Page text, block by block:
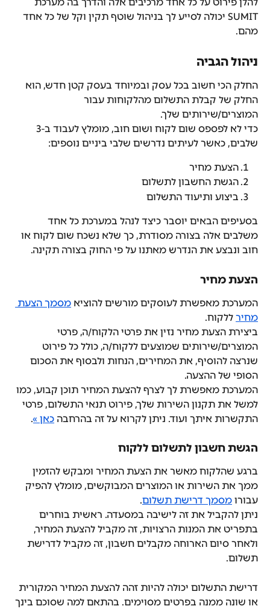
להלן פירוט על כל אחד מרכיבים אלה והדרך בה מערכת
SUMIT יכולה לסייע לך בניהול שוטף תקין וקל של כל אחד
מהם.
ניהול הגביה
החלק הכי חשוב בכל עסק ובמיוחד בעסק קטן חדש, הוא
החלק של קבלת התשלום מהלקוחות עבור
המוצרים/שירותים שלך.
שלבים, כאשר לעיתים נדרשים שלבי ביניים נוספים:
הצעת מחיר
הגשת החשבון לתשלום
ביצוע ותיעוד התשלום
בסעיפים הבאים יוסבר כיצד לנהל במערכת כל אחד
משלבים אלה בצורה מסודרת, כך שלא נשכח שום לקוח או
חוב ונבצע את הנדרש מאתנו על פי החוק בצורה תקינה.
הצעת מחיר
המערכת מאפשרת לעוסקים מורשים להוציא מסמך הצעת
מחיר ללקוח.
ביצירת הצעת מחיר נזין את פרטי הלקוח/ה, פרטי
המוצרים/שירותים שמוצעים ללקוח/ה, כולל כל פירוט
שנרצה להוסיף, את המחירים, הנחות ולבסוף את הסכום
הסופי של ההצעה.
המערכת מאפשרת לך לצרף להצעת המחיר תוכן קבוע, כמו
למשל את תקנון השירות שלך, פירוט תנאי התשלום, פרטי
התקשרות איתך ועוד. ניתן לקרוא על זה בהרחבה כאן ».
הגשת חשבון לתשלום ללקוח
ברגע שהלקוח מאשר את הצעת המחיר ומבקש להזמין
ממך את השירות או המוצרים המבוקשים, מומלץ להפיק
עבורו מסמך דרישת תשלום.
ניתן להקביל את זה לישיבה במסעדה. ראשית בוחרים
בתפריט את המנות הרצויות, זה מקביל להצעת המחיר,
ולאחר סיום הארוחה מקבלים חשבון, זה מקביל לדרישת
תשלום.
דרישת התשלום יכולה להיות זהה להצעת המחיר המקורית
או שונה ממנה בפרטים מסוימים. בהתאם למה שסוכם בינך